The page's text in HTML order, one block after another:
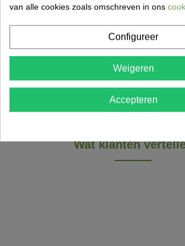
Onze vrachtwagens
Wat klanten
van alle cookies zoals omschreven in ons
Configureer
Weigeren
Accepteren